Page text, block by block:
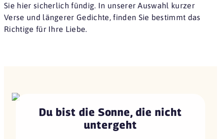
Sie hier sicherlich fündig. In unserer Auswahl kurzer
Verse und längerer Gedichte, finden Sie bestimmt das
Richtige für Ihre Liebe.
Du bist die Sonne, die nicht
untergeht